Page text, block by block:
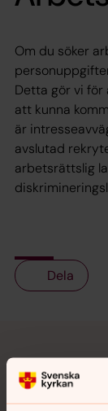
Om du söker
Detta gör vi för
att kunna
är
avslutad
arbetsrättslig
Dela